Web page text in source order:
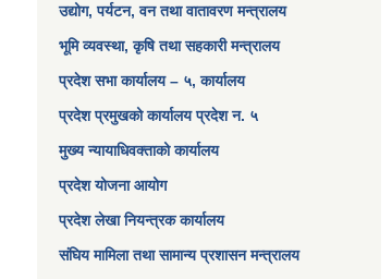
उद्योग, पर्यटन, वन तथा वातावरण मन्त्रालय
भूमि व्यवस्था, कृषि तथा सहकारी मन्त्रालय
प्रदेश सभा कार्यालय – ५, कार्यालय
प्रदेश प्रमुखको कार्यालय प्रदेश न. ५
मुख्य न्यायाधिवक्ताको कार्यालय
प्रदेश योजना आयोग
प्रदेश लेखा नियन्त्रक कार्यालय
संघिय मामिला तथा सामान्य प्रशासन मन्त्रालय